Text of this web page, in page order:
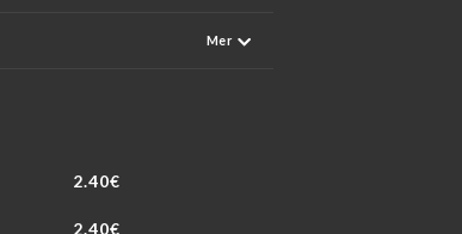
Mer
2.40€
2.40€